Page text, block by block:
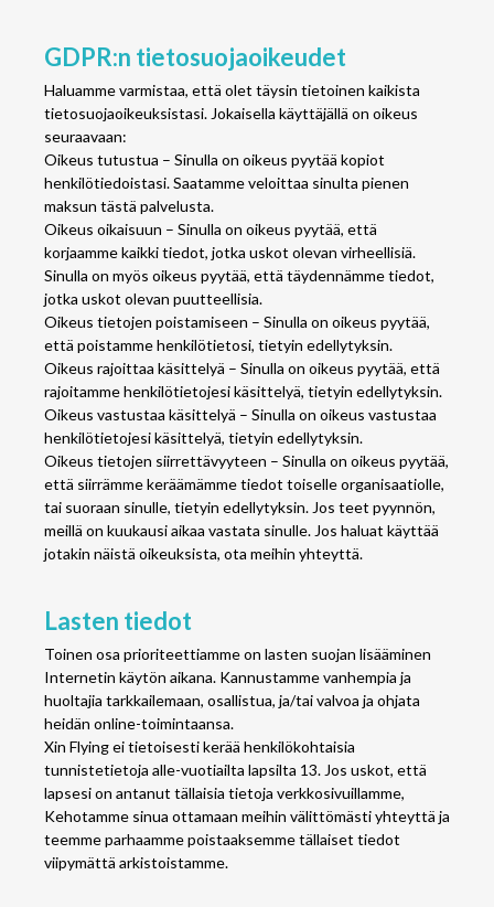
GDPR:n tietosuojaoikeudet
Haluamme varmistaa, että olet täysin tietoinen kaikista
tietosuojaoikeuksistasi. Jokaisella käyttäjällä on oikeus
seuraavaan:
Oikeus tutustua – Sinulla on oikeus pyytää kopiot
henkilötiedoistasi. Saatamme veloittaa sinulta pienen
maksun tästä palvelusta.
Oikeus oikaisuun – Sinulla on oikeus pyytää, että
korjaamme kaikki tiedot, jotka uskot olevan virheellisiä.
Sinulla on myös oikeus pyytää, että täydennämme tiedot,
jotka uskot olevan puutteellisia.
Oikeus tietojen poistamiseen – Sinulla on oikeus pyytää,
että poistamme henkilötietosi, tietyin edellytyksin.
Oikeus rajoittaa käsittelyä – Sinulla on oikeus pyytää, että
rajoitamme henkilötietojesi käsittelyä, tietyin edellytyksin.
Oikeus vastustaa käsittelyä – Sinulla on oikeus vastustaa
henkilötietojesi käsittelyä, tietyin edellytyksin.
Oikeus tietojen siirrettävyyteen – Sinulla on oikeus pyytää,
että siirrämme keräämämme tiedot toiselle organisaatiolle,
tai suoraan sinulle, tietyin edellytyksin. Jos teet pyynnön,
meillä on kuukausi aikaa vastata sinulle. Jos haluat käyttää
jotakin näistä oikeuksista, ota meihin yhteyttä.
Lasten tiedot
Toinen osa prioriteettiamme on lasten suojan lisääminen
Internetin käytön aikana. Kannustamme vanhempia ja
huoltajia tarkkailemaan, osallistua, ja/tai valvoa ja ohjata
heidän online-toimintaansa.
Xin Flying ei tietoisesti kerää henkilökohtaisia ​​
tunnistetietoja alle-vuotiailta lapsilta 13. Jos uskot, että
lapsesi on antanut tällaisia ​​tietoja verkkosivuillamme,
Kehotamme sinua ottamaan meihin välittömästi yhteyttä ja
teemme parhaamme poistaaksemme tällaiset tiedot
viipymättä arkistoistamme.